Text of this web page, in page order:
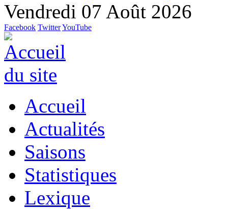
Vendredi 07 Août 2026
Facebook TwitterYouTube
Accueil
Actualités
Saisons
Statistiques
Lexique